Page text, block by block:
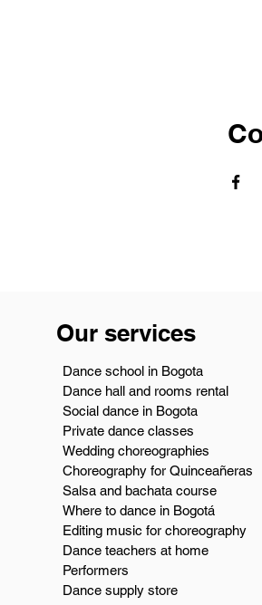
Our services
Dance school in Bogota
Dance hall and rooms rental
Social dance in Bogota
Private dance classes
Wedding choreographies
Choreography for Quinceañeras
Salsa and bachata course
Where to dance in Bogotá
Editing music for choreography
Dance teachers at home
Performers
Dance supply store